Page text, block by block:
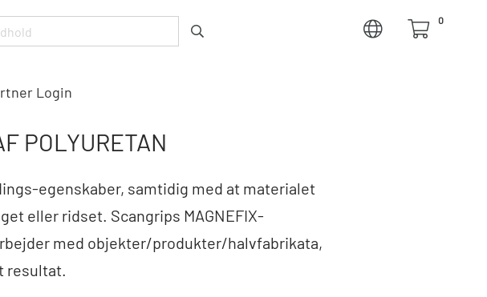
0
Login
POLYURETAN
egenskaber, samtidig med at materialet
eller ridset. Scangrips MAGNEFIX-
med objekter/produkter/halvfabrikata,
resultat.